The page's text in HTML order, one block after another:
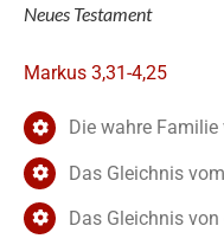
Neues Testament
Markus 3,31-4,25
Die wahre
Das Gleichnis
Das Gleichnis